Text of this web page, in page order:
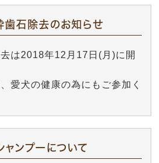
歯石除去のお知らせ
は2018年12月17日(月)に開
愛犬の健康の為にもご参加く
ャンプーについて